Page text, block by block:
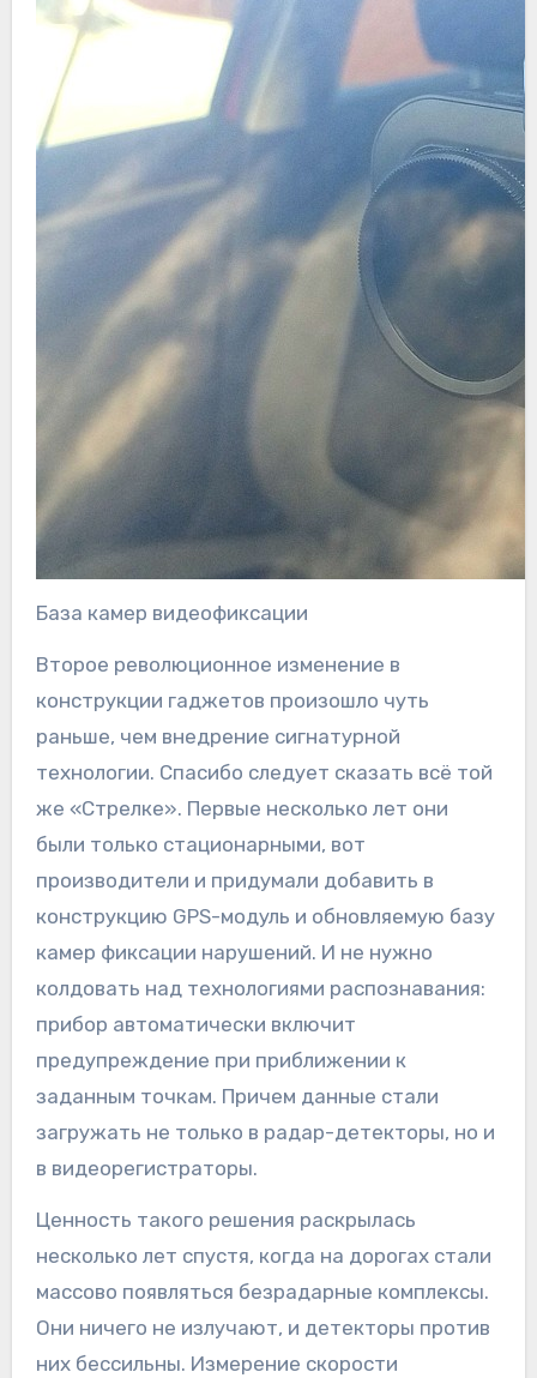
База камер видеофиксации
Второе революционное изменение в
конструкции гаджетов произошло чуть
раньше, чем внедрение сигнатурной
технологии. Спасибо следует сказать всё той
же «Стрелке». Первые несколько лет они
были только стационарными, вот
производители и придумали добавить в
конструкцию GPS-модуль и обновляемую базу
камер фиксации нарушений. И не нужно
колдовать над технологиями распознавания:
прибор автоматически включит
предупреждение при приближении к
заданным точкам. Причем данные стали
загружать не только в радар-детекторы, но и
в видеорегистраторы.
Ценность такого решения раскрылась
несколько лет спустя, когда на дорогах стали
массово появляться безрадарные комплексы.
Они ничего не излучают, и детекторы против
них бессильны. Измерение скорости